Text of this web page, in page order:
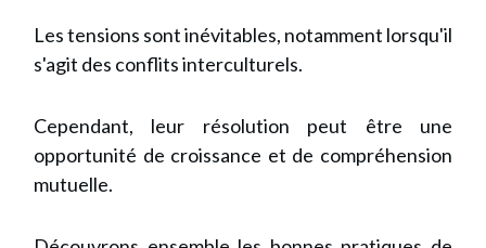
Les tensions sont inévitables, notamment lorsqu'il
s'agit des conflits interculturels.
Cependant, leur résolution peut être une
opportunité de croissance et de compréhension
mutuelle.